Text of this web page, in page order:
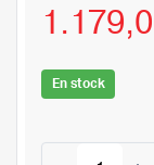
En stock